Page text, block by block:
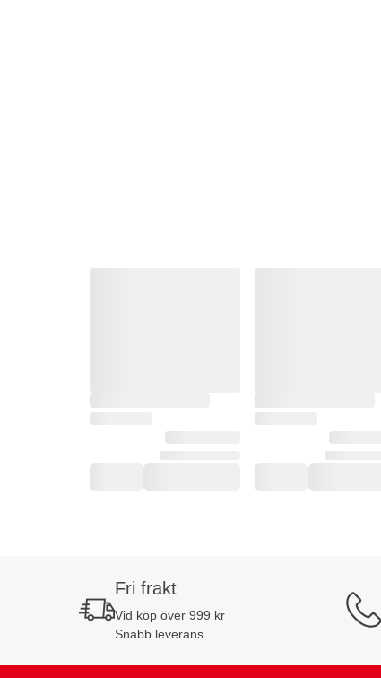
Fri frakt
Vid köp över 999 kr
Snabb leverans